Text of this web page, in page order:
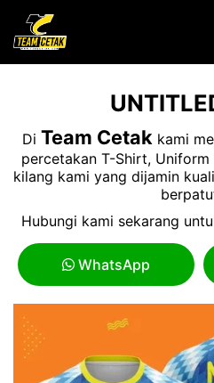
Di Team Cetak kami
percetakan T-Shirt,
kilang kami yang dijamin
Hubungi kami sekarang
WhatsApp